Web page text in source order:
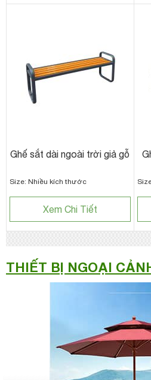
Ghế sắt dài ngoài trời giả gỗ
Size: Nhiều kích thước
Xem Chi Tiết
THIẾT BỊ NGOẠI